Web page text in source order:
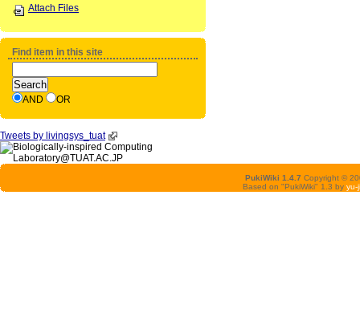
Attach Files
Find item in this site
AND OR
Tweets by livingsys_tuat
PukiWiki 1.4.7 Copyright ©
Based on "PukiWiki" 1.3 by yu-ji